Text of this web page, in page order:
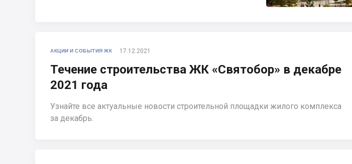
АКЦИИ И СОБЫТИЯ ЖК 17.12.2021
Течение строительства ЖК «Святобор» в декабре
2021 года
Узнайте все актуальные новости строительной площадки жилого комплекса
за декабрь.